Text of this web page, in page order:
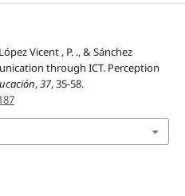
Vicent , P. ., & Sánchez
through ICT. Perception
,37, 35-58.